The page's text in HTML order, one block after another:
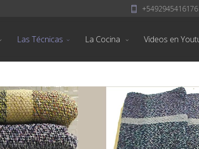
+5492945416176
Las Técnicas La Cocina Videos en